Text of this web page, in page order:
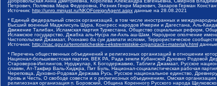
Петрович, Полякова Мара Федоровна, Резник Генри Маркович, Захаров Герман
Источник: http://unro.minjust.ru/NKOForeignAgent.aspx данные на 28.08.2021
* Единый федеральный список организаций, в том числе иностранных и
Высший военный Маджлисуль Шура, Конгресс народов Ичкерии и Дагестана, Аль-
Движение Талибан, Исламская партия Туркестана, Общество социальных реформ,
Исламское государство, Джабха аль-Нусра ли-Ахль аш-Шам, Народное ополчение
Чистопольский Джамаат, Рохнамо ба суи давлати исломи, Террористическое
Источник: http://nac.gov.ru/terroristicheskie-i-ekstremistskie-organizacii-i-materialy.html
* Перечень общественных объединений и религиозных организаций в отношении
Национал-большевистская партия, ВЕК РА, Рада земли Кубанской Духовно Родовой
Староверов-Инглингов, Нурджулар, К Богодержавию, Таблиги Джамаат, Русское
славян, Ат-Такфир Валь-Хиджра, Пит Буль, Национал-социалистическая рабочая
Череповца, Духовно-Родовая Держава Русь, Русское национальное единство,
Кровь и Честь, О свободе совести и о религиозных объединениях, Омская
религиозная организация п. Боровский, Община Коренного Русского народа